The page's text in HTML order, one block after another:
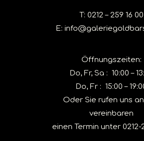
T: 0212 – 259 16 00
E:
Öffnungszeiten:
Do, Fr, Sa : 10:00 –
Do, Fr : 15:00 –
Oder Sie rufen uns
vereinbaren
einen Termin unter 0212-